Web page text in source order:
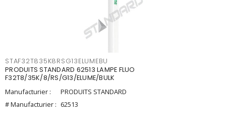
STAF32T835K8RSG13ELUMEBU
PRODUITS STANDARD 62513 LAMPE FLUO
F32T8/35K/8/RS/G13/ELUME/BULK
Manufacturier :
PRODUITS STANDARD
# Manufacturier : 62513